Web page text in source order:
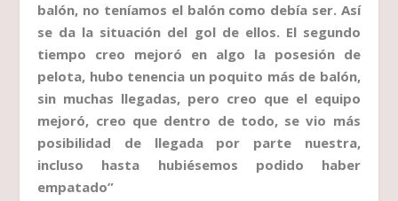
balón, no teníamos el balón como debía ser. Así
se da la situación del gol de ellos. El segundo
tiempo creo mejoró en algo la posesión de
pelota, hubo tenencia un poquito más de balón,
sin muchas llegadas, pero creo que el equipo
mejoró, creo que dentro de todo, se vio más
posibilidad de llegada por parte nuestra,
incluso hasta hubiésemos podido haber
empatado”